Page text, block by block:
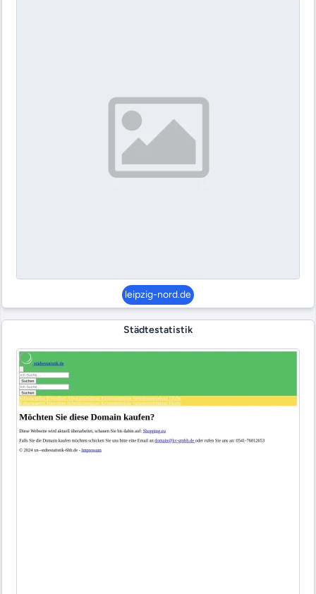
leipzig-nord.de
Städtestatistik